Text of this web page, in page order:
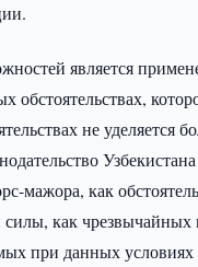
является
обстоятельствах,
не уделяется
мажора, как
как чрезвычайных
при данных условиях